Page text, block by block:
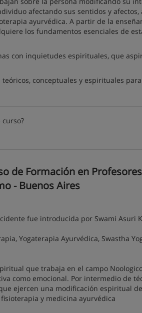
afectando sus sentidos y
ayurvédica. A partir de la
los fundamentos esenciales de
con inquietudes espirituales, que
conceptuales y espirituales
de Formación en
- Buenos Aires
fue introducida por Swami Asuri
Yogaterapia Ayurvédica, Swastha
que trabaja en el campo
como emocional. Por intermedio de
ejercen una modificación espiritual
y medicina ayurvédica